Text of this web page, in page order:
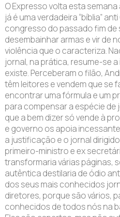
O Expresso volta esta
já é uma verdadeira “bíblia”
congresso do passado fim de
desembainhar armas e vir de
violência que o caracteriza.
jornal, na prática, resume-se
existe. Perceberam o filão,
têm leitores e vendem que se
encontrar uma fórmula e um
para compensar a espécie de
que a bem dizer só vende à
e governo os apoia
a justificação e o jornal
primeiro-ministro e ex
transformaria várias páginas,
autêntica destilaria de ódio
dos seus mais conhecidos
diretores, porque são vários,
conhecidos de todos nós na